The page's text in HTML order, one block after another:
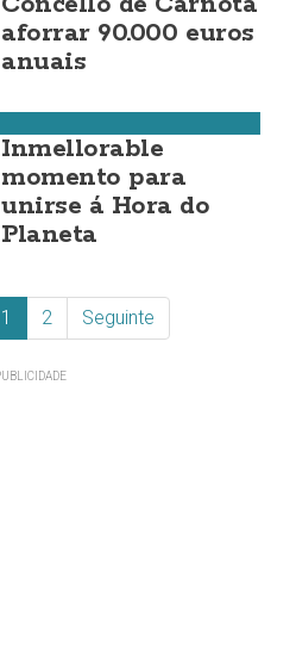
aforrar 90.000 euros
anuais
Inmellorable
momento para
unirse á Hora do
Planeta
1 2 Seguinte